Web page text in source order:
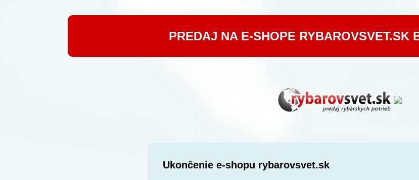
PREDAJ NA E-SHOPE RYBAROVSVET.SK
Ukončenie e-shopu rybarovsvet.sk